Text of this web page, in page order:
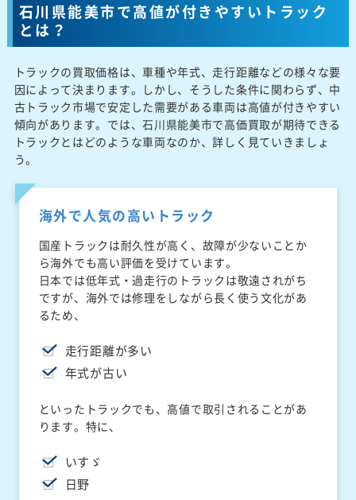
石川県能美市で高値が付きやすいトラック
とは？
トラックの買取価格は、車種や年式、走行距離などの様々な要
因によって決まります。しかし、そうした条件に関わらず、中
古トラック市場で安定した需要がある車両は高値が付きやすい
傾向があります。では、石川県能美市で高価買取が期待できる
トラックとはどのような車両なのか、詳しく見ていきましょ
う。
海外で人気の高いトラック
国産トラックは耐久性が高く、故障が少ないことか
ら海外でも高い評価を受けています。
日本では低年式・過走行のトラックは敬遠されがち
ですが、海外では修理をしながら長く使う文化があ
るため、
走行距離が多い
年式が古い
といったトラックでも、高値で取引されることがあ
ります。特に、
いすゞ
日野